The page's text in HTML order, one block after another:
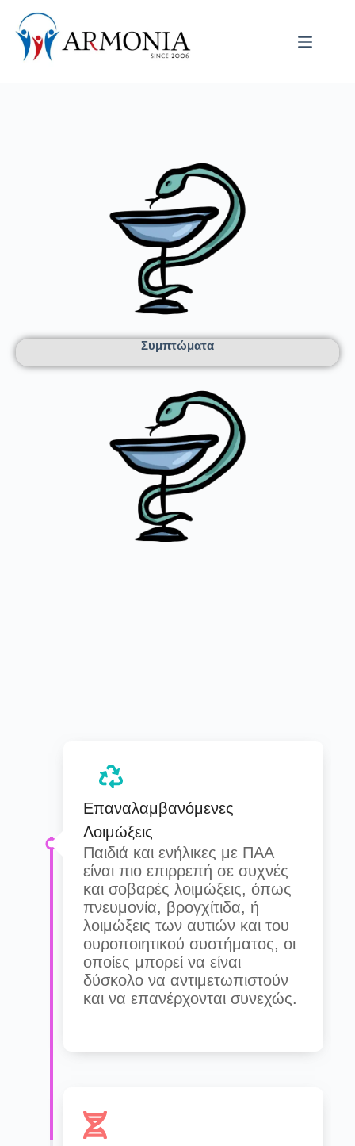
Συμπτώματα
Επαναλαμβανόμενες
Λοιμώξεις
Παιδιά και ενήλικες με ΠΑΑ
είναι πιο επιρρεπή σε συχνές
και σοβαρές λοιμώξεις, όπως
πνευμονία, βρογχίτιδα, ή
λοιμώξεις των αυτιών και του
ουροποιητικού συστήματος, οι
οποίες μπορεί να είναι
δύσκολο να αντιμετωπιστούν
και να επανέρχονται συνεχώς.